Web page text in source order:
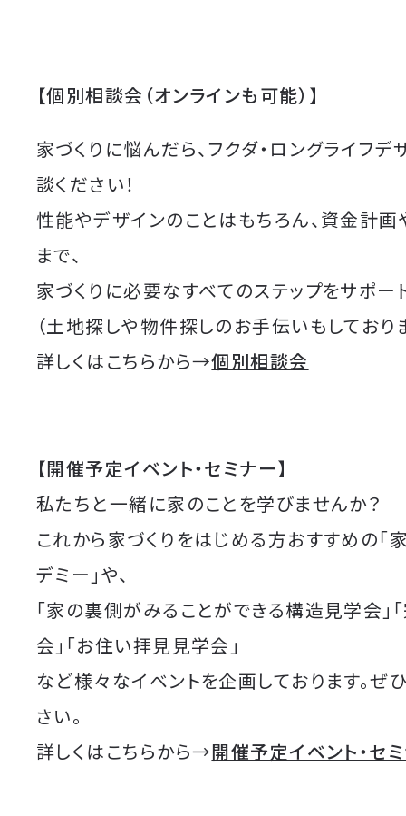
【個別相談会（オンラインも可能）】
家づくりに悩んだら、フクダ・ロングライフ
談ください！
性能やデザインのことはもちろん、資金計
まで、
家づくりに必要なすべてのステップをサポー
（土地探しや物件探しのお手伝いもしており
詳しくはこちらから→個別相談会
【開催予定イベント・セミナー】
私たちと一緒に家のことを学びませんか？
これから家づくりをはじめる方おすすめの「
デミー」や、
「家の裏側がみることができる構造見学会」
会」「お住い拝見見学会」
など様々なイベントを企画しております。ぜ
さい。
詳しくはこちらから→開催予定イベント・セ